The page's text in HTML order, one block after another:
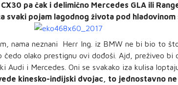
CX30 pa čak i delimično Mercedes GLA ili
svaki pojam lagodnog života pod
nama neznani Herr Ing. iz BMW ne bi bio to
čedo olako prestignu ovi dođoši. Ajd, preživeo bi
Audi i Mercedes. Oni se svakako iza kulisa
kinesko-indijski dvojac, to jednostavno ne